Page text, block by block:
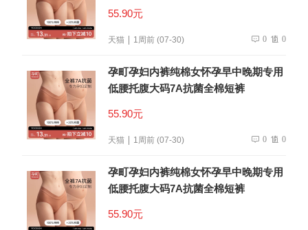
55.90元
天猫 1周前 (07-30) 0 0
孕町孕妇内裤纯棉女怀孕早中晚期专用
低腰托腹大码7A抗菌全棉短裤
55.90元
天猫 1周前 (07-30) 0 0
孕町孕妇内裤纯棉女怀孕早中晚期专用
低腰托腹大码7A抗菌全棉短裤
55.90元